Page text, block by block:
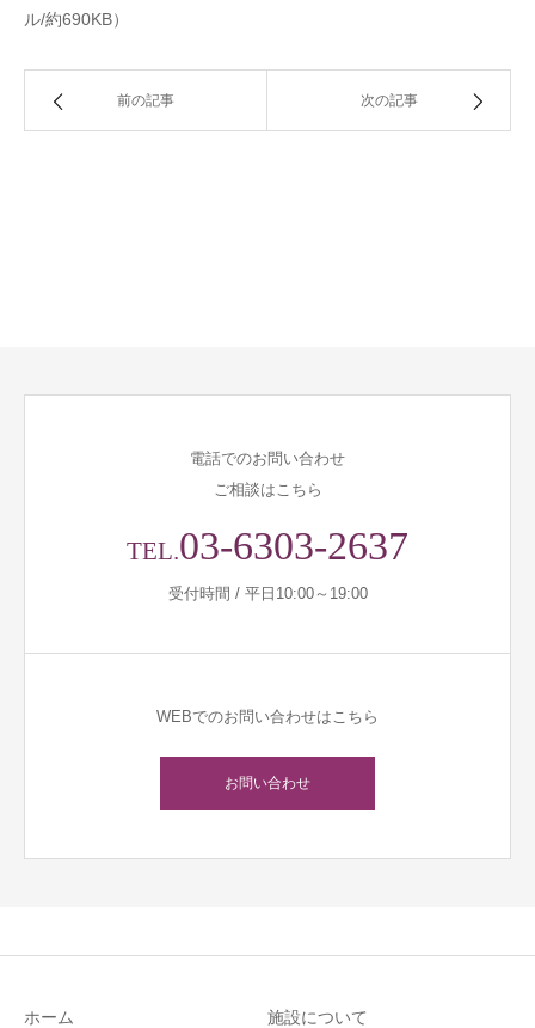
ル/約690KB）
前の記事 次の記事
電話でのお問い合わせ
ご相談はこちら
TEL.03-6303-2637
受付時間 / 平日10:00～19:00
WEBでのお問い合わせはこちら
お問い合わせ
ホーム 施設について